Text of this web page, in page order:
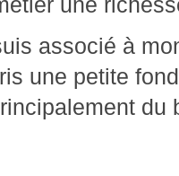
associé à
une petite